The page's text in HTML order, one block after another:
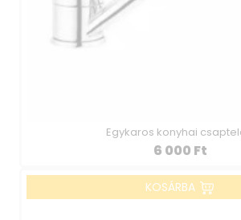
Egykaros konyhai
6 000 Ft
KOSÁRBA